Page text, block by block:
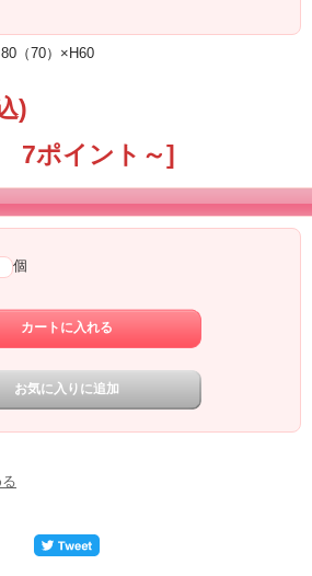
（70）×H60
)
7ポイント～]
個